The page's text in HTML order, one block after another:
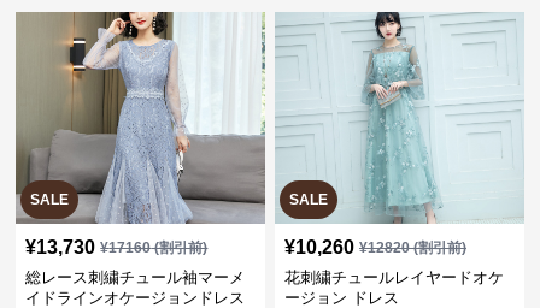
SALE
¥13,730 ¥17160(割引前)
総レース刺繍チュール袖マーメ
イドラインオケージョンドレス
SALE
¥10,260 ¥12820(割引前)
花刺繍チュールレイヤードオケ
ージョン ドレス